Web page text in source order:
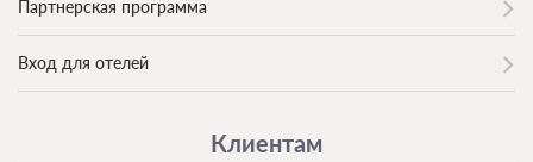
Партнерская программа
Вход для отелей
Клиентам